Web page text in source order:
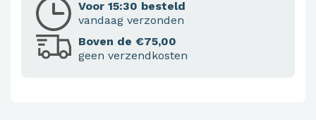
Voor 15:30 besteld
vandaag verzonden
Boven de €75,00
geen verzendkosten